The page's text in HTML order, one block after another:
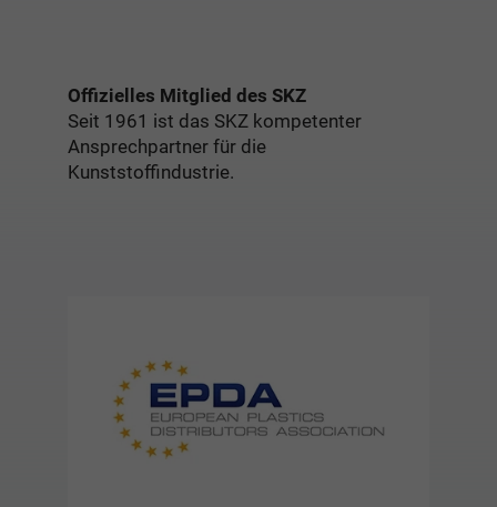
Offizielles Mitglied des SKZ
Seit 1961 ist das SKZ kompetenter
Ansprechpartner für die
Kunststoffindustrie.